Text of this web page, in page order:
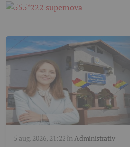
5 aug. 2026, 21:22 înAdministrativ